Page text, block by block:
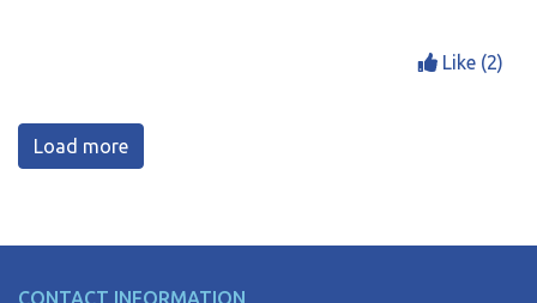
Like (2)
Load more
CONTACT INFORMATION